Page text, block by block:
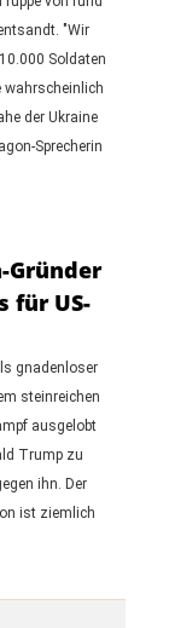
"Wir
Soldaten
der Ukraine
Sprecherin
Gründer
für US-
gnadenloser
steinreichen
ausgelobt
Trump zu
ihn. Der
ist ziemlich